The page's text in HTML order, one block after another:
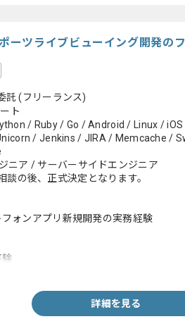
効率化の実務経験
ーツライブビューイング開発の
託(フリーランス)
ト
/ Ruby / Go / Android / Linux /
/ Jenkins / JIRA / Memcache /
ニア / サーバーサイドエンジニア
の後、正式決定となります。
ォンアプリ新規開発の実務経験
ァーストの実務経験
設計や技術選定の実務経験
詳細を見る